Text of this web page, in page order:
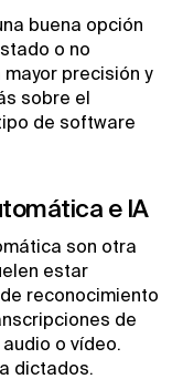
buena opción
o no
precisión y
sobre el
de software
e IA
son otra
estar
reconocimiento
de
o vídeo.
dictados.